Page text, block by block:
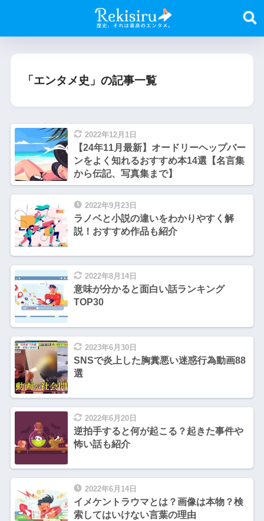
「エンタメ史」の記事一覧
2022年12月1日
【24年11月最新】オードリーヘップバー
ンをよく知れるおすすめ本14選【名言集
から伝記、写真集まで】
2022年9月23日
ラノベと小説の違いをわかりやすく解
説！おすすめ作品も紹介
2022年8月14日
意味が分かると面白い話ランキング
TOP30
2023年6月30日
SNSで炎上した胸糞悪い迷惑行為動画88
選
2022年6月20日
逆拍手すると何が起こる？起きた事件や
怖い話も紹介
2022年6月14日
イメケントラウマとは？画像は本物？検
索してはいけない言葉の理由